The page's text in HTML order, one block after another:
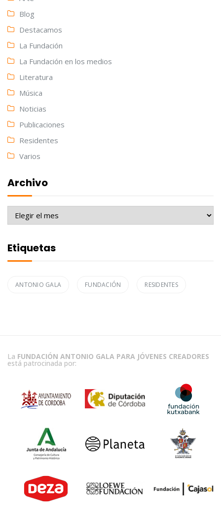
Blog
Destacamos
La Fundación
La Fundación en los medios
Literatura
Música
Noticias
Publicaciones
Residentes
Varios
Archivo
Archivo
Etiquetas
ANTONIO GALA FUNDACIÓN RESIDENTES
La FUNDACIÓN ANTONIO GALA PARA JÓVENES CREADORES
está patrocinada por: